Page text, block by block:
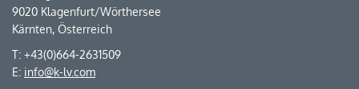
9020 Klagenfurt/Wörthersee
Kärnten, Österreich
T: +43(0)664-2631509
E: info@k-lv.com